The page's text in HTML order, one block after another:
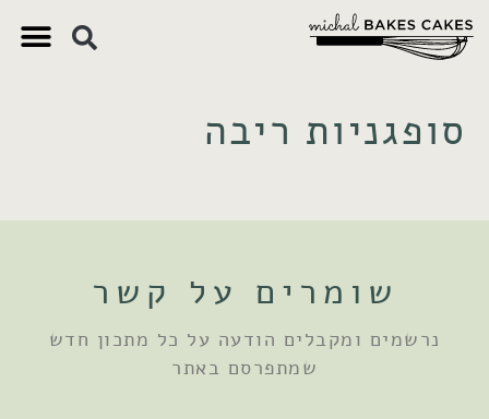
סופגניות ריבה
שומרים על קשר
נרשמים ומקבלים הודעה על כל מתכון חדש
שמתפרסם באתר